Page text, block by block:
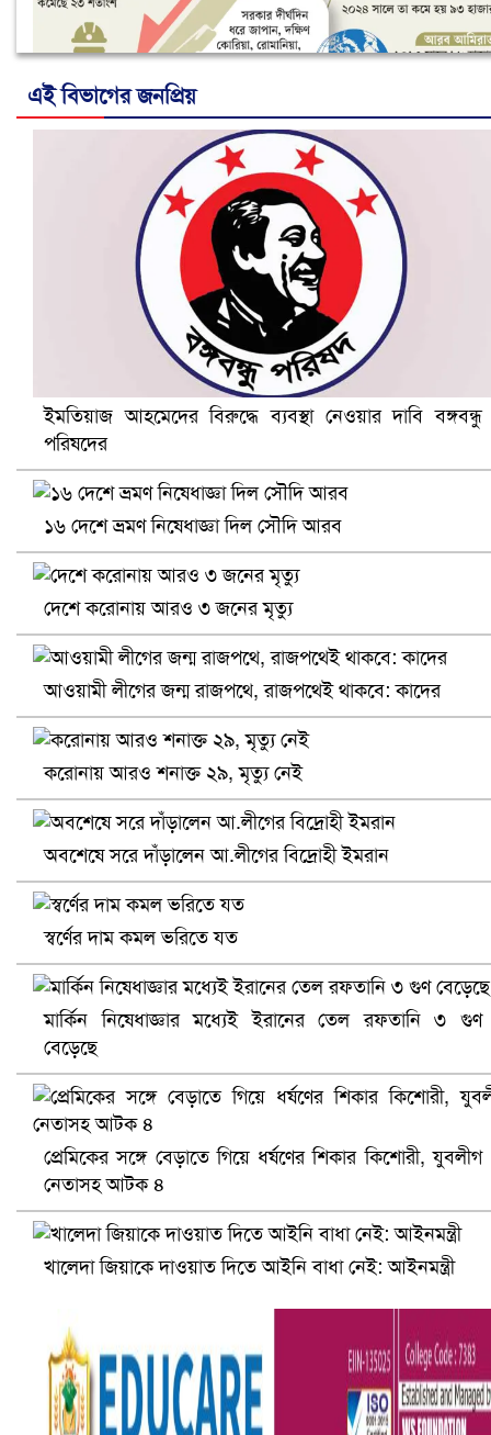
নানা সংকটে রিক্রুটিং এজেন্সি, হুমকির মুখে শ্রম রপ্তানি
খুলনায় বিএনপি অফিসে গুলি-বোমা হামলা, নিহত ১
প্রোটিয়াদের হারিয়ে বিশ্বকাপের শিরোপা ঘরে তুলল ভারত
সৌদিতে ব্যাপক ধরপাকড়, এক সপ্তাহেই ২১ হাজারের বেশি
এই বিভাগের জনপ্রিয়
ইমতিয়াজ আহমেদের বিরুদ্ধে ব্যবস্থা নেওয়ার দাবি বঙ্গবন্ধু
পরিষদের
১৬ দেশে ভ্রমণ নিষেধাজ্ঞা দিল সৌদি আরব
দেশে করোনায় আরও ৩ জনের মৃত্যু
আওয়ামী লীগের জন্ম রাজপথে, রাজপথেই থাকবে: কাদের
করোনায় আরও শনাক্ত ২৯, মৃত্যু নেই
অবশেষে সরে দাঁড়ালেন আ.লীগের বিদ্রোহী ইমরান
স্বর্ণের দাম কমল ভরিতে যত
মার্কিন নিষেধাজ্ঞার মধ্যেই ইরানের তেল রফতানি ৩ গুণ
বেড়েছে
প্রেমিকের সঙ্গে বেড়াতে গিয়ে ধর্ষণের শিকার কিশোরী, যুবলীগ
নেতাসহ আটক ৪
খালেদা জিয়াকে দাওয়াত দিতে আইনি বাধা নেই: আইনমন্ত্রী